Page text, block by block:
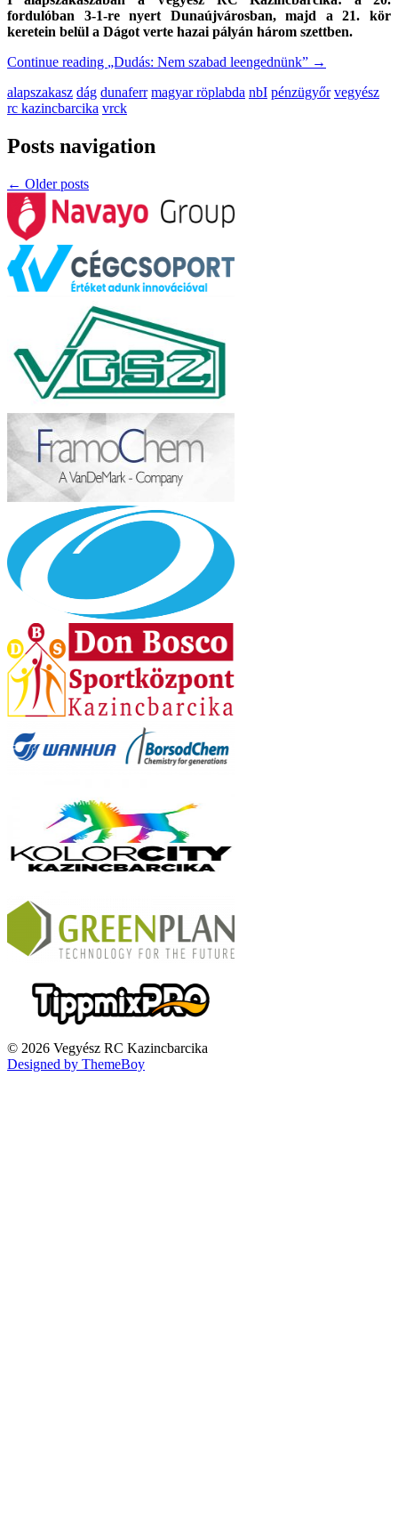
fordulóban 3-1-re nyert Dunaújvárosban, majd a 21. kör
keretein belül a Dágot verte hazai pályán három szettben.
Continue reading „Dudás: Nem szabad leengednünk” →
alapszakasz dág dunaferr magyar röplabda nbI pénzügyőr vegyész
rc kazincbarcika vrck
Posts navigation
← Older posts
© 2026 Vegyész RC Kazincbarcika
Designed by ThemeBoy